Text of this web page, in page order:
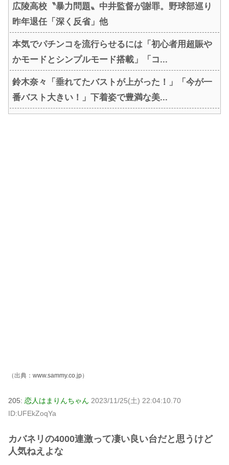
広陵高校〝暴力問題〟中井監督が謝罪。野球部巡り
昨年退任「深く反省」他
本気でパチンコを流行らせるには「初心者用超賑や
かモードとシンプルモード搭載」「コ...
鈴木奈々「垂れてたバストが上がった！」「今が一
番バスト大きい！」下着姿で豊満な美...
（出典： www.sammy.co.jp）
205: 恋人はまりんちゃん 2023/11/25(土) 22:04:10.70
ID:UFEkZoqYa
カバネリの4000連激って凄い良い台だと思うけど
人気ねえよな